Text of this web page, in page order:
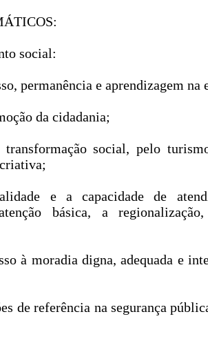
social:
permanência e aprendizagem na
da cidadania;
social, pelo
e a capacidade de
básica, a
à moradia digna, adequada e
de referência na segurança